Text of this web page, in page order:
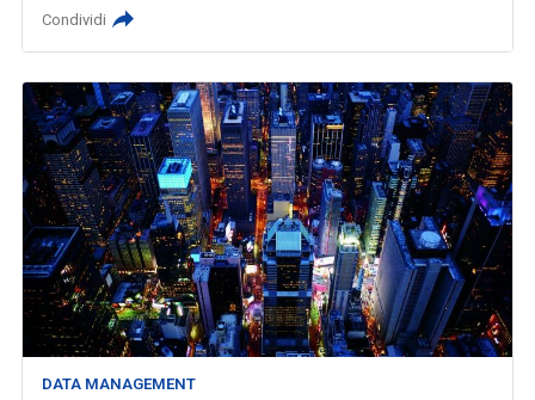
Condividi
DATA MANAGEMENT